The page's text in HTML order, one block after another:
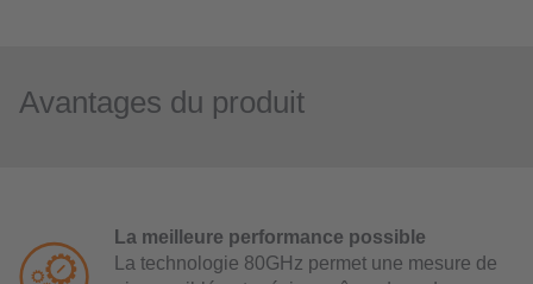
Avantages du produit
La meilleure performance possible
La technologie 80GHz permet une mesure de